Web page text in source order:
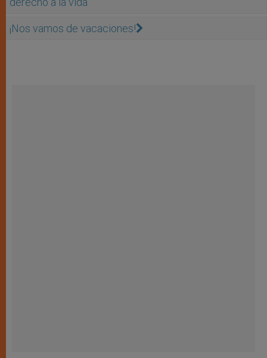
¡Nos vamos de vacaciones!